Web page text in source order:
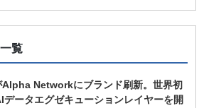
覧
Networkにブランド刷新。世界初
データエグゼキューションレイヤーを開